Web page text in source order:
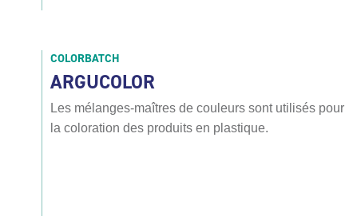
COLORBATCH
ARGUCOLOR
Les mélanges-maîtres de couleurs sont utilisés pour
la coloration des produits en plastique.